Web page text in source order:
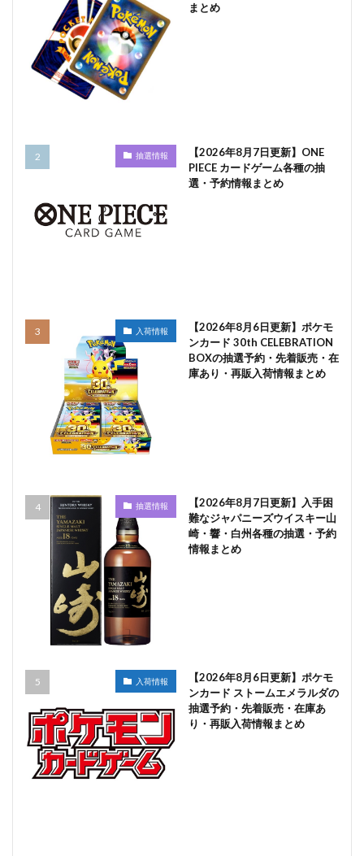
まとめ
抽選情報
【2026年8月7日更新】ONE
PIECE カードゲーム各種の抽
選・予約情報まとめ
入荷情報
【2026年8月6日更新】ポケモ
ンカード 30th CELEBRATION
BOXの抽選予約・先着販売・在
庫あり・再販入荷情報まとめ
抽選情報
【2026年8月7日更新】入手困
難なジャパニーズウイスキー山
崎・響・白州各種の抽選・予約
情報まとめ
入荷情報
【2026年8月6日更新】ポケモ
ンカード ストームエメラルダの
抽選予約・先着販売・在庫あ
り・再販入荷情報まとめ